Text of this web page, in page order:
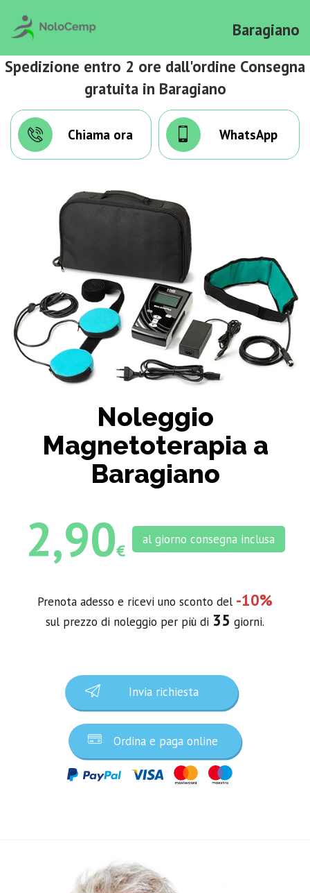
Baragiano
Spedizione entro 2 ore dall'ordine Consegna
gratuita in Baragiano
Chiama ora WhatsApp
Noleggio
Magnetoterapia a
Baragiano
2,90€
al giorno consegna inclusa
Prenota adesso e ricevi uno sconto del -10%
sul prezzo di noleggio per più di 35 giorni.
Invia richiesta
Ordina e paga online